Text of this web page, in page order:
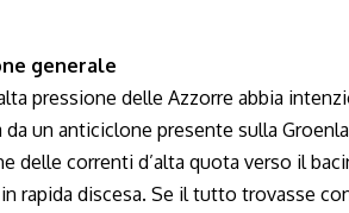
generale
pressione delle Azzorre abbia
da un anticiclone presente sulla
delle correnti d’alta quota verso il
rapida discesa. Se il tutto trovasse